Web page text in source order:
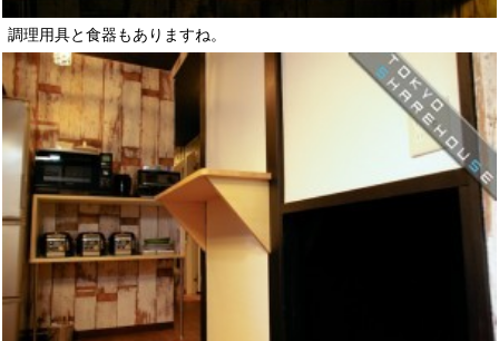
調理用具と食器もありますね。